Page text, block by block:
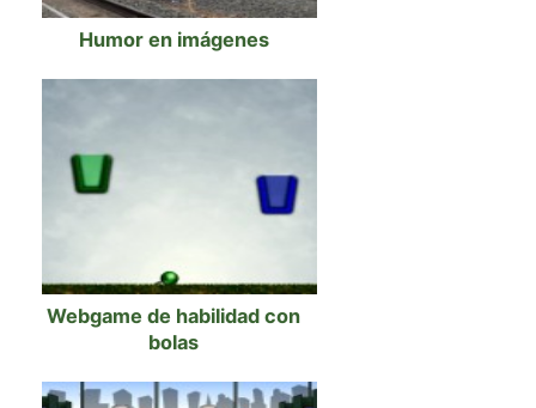
Humor en imágenes
Webgame de habilidad con
bolas